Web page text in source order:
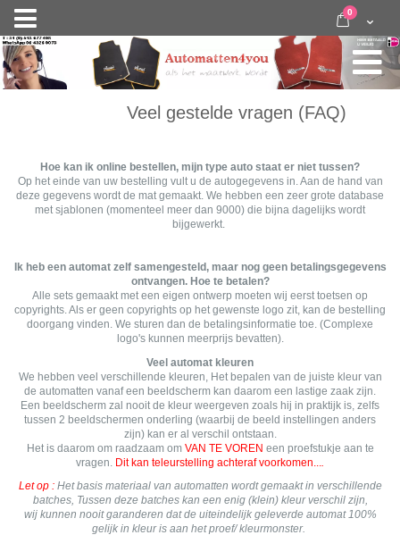
Nav
activeren
door
inhoud
Cart
0 items
Veel gestelde vragen (FAQ)
Hoe kan ik online bestellen, mijn type auto staat er niet tussen?
Op het einde van uw bestelling vult u de autogegevens in. Aan de hand van
deze gegevens wordt de mat gemaakt. We hebben een zeer grote database
met sjablonen (momenteel meer dan 9000) die bijna dagelijks wordt
bijgewerkt.
Ik heb een automat zelf samengesteld, maar nog geen betalingsgegevens
ontvangen. Hoe te betalen?
Alle sets gemaakt met een eigen ontwerp moeten wij eerst toetsen op
copyrights. Als er geen copyrights op het gewenste logo zit, kan de bestelling
doorgang vinden. We sturen dan de betalingsinformatie toe. (Complexe
logo's kunnen meerprijs bevatten).
Veel automat kleuren
We hebben veel verschillende kleuren, Het bepalen van de juiste kleur van
de automatten vanaf een beeldscherm kan daarom een lastige zaak zijn.
Een beeldscherm zal nooit de kleur weergeven zoals hij in praktijk is, zelfs
tussen 2 beeldschermen onderling (waarbij de beeld instellingen anders
zijn) kan er al verschil ontstaan.
Het is daarom om raadzaam om VAN TE VOREN een proefstukje aan te
vragen. Dit kan teleurstelling achteraf voorkomen...
Let op :Het basis materiaal van automatten wordt gemaakt in verschillende
batches, Tussen deze batches kan een enig (klein) kleur verschil zijn,
wij kunnen nooit garanderen dat de uiteindelijk geleverde automat 100%
gelijk in kleur is aan het proef/ kleurmonster.